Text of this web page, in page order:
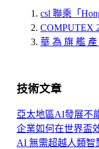
csl 聯乘「
COMPUTEX
華 為 旗 艦 產
技術文章
亞太地區AI發展不
企業如何在世界盃
AI 無需超越人類智